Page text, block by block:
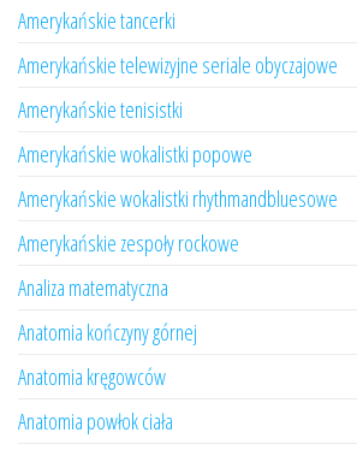
Amerykańskie tancerki
Amerykańskie telewizyjne seriale obyczajowe
Amerykańskie tenisistki
Amerykańskie wokalistki popowe
Amerykańskie wokalistki rhythmandbluesowe
Amerykańskie zespoły rockowe
Analiza matematyczna
Anatomia kończyny górnej
Anatomia kręgowców
Anatomia powłok ciała